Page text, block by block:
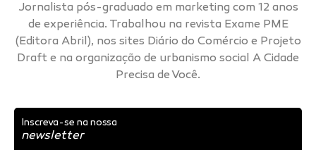
Jornalista pós-graduado em marketing com 12 anos
de experiência. Trabalhou na revista Exame PME
(Editora Abril), nos sites Diário do Comércio e Projeto
Draft e na organização de urbanismo social A Cidade
Precisa de Você.
Inscreva-se na nossa
newsletter